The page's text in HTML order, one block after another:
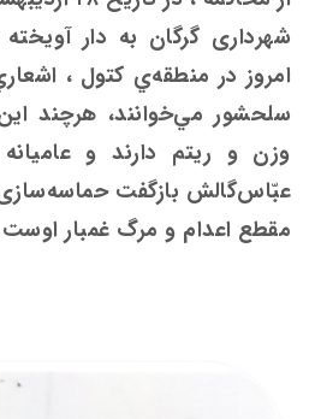
شهرداری گرگان به دار
امروز در منطقه‌ي كتول ،
سلحشور مي‌خوانند، هرچند
وزن و ريتم دارند و
عبّاس‌گالش بازگفت
مقطع اعدام و مرگ غمبار